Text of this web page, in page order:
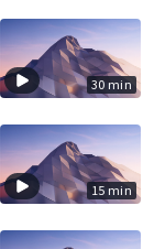
30 min
15 min